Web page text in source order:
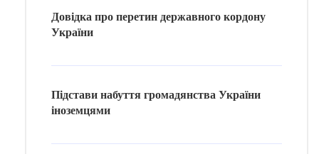
Довідка про перетин державного кордону
України
Підстави набуття громадянства України
іноземцями